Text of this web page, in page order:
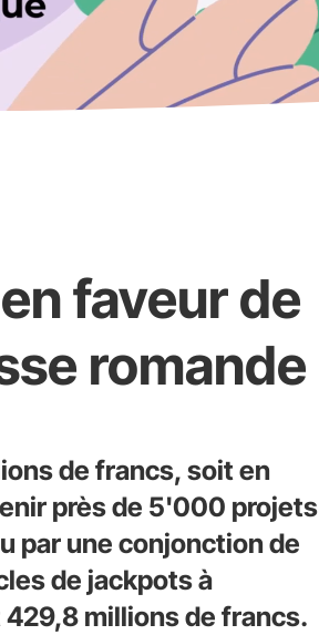
faveur de
romande
de francs, soit en
près de 5'000 projets
par une conjonction de
de jackpots à
millions de francs.